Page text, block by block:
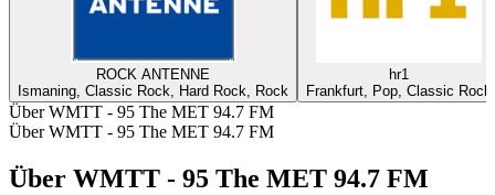
ROCK ANTENNE
Ismaning, Classic Rock, Hard Rock, Rock
hr1
Frankfurt, Pop, Classic Rock
Über WMTT - 95 The MET 94.7 FM
Über WMTT - 95 The MET 94.7 FM
Über WMTT - 95 The MET 94.7 FM